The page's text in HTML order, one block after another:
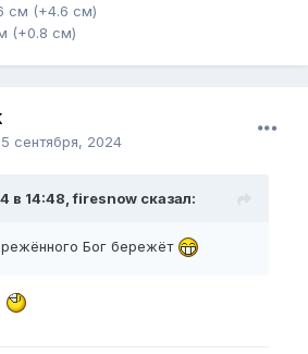
см (+4.6 см)
(+0.8 см)
5 сентября, 2024
в 14:48, firesnow сказал:
Бог бережёт